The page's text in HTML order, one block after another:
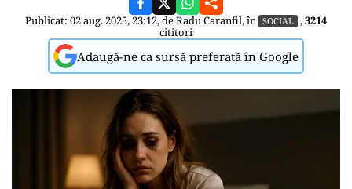
Publicat: 02 aug. 2025, 23:12, deRadu Caranfil, în SOCIAL ,3214
cititori
Adaugă-ne ca sursă preferată în Google